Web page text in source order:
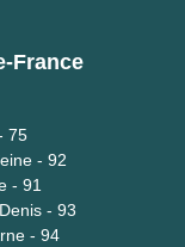
France
75
- 92
- 91
- 93
- 94